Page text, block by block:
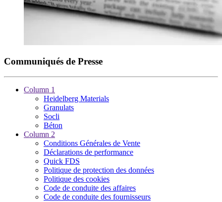
Communiqués de Presse
Column 1
Heidelberg Materials
Granulats
Socli
Béton
Column 2
Conditions Générales de Vente
Déclarations de performance
Quick FDS
Politique de protection des données
Politique des cookies
Code de conduite des affaires
Code de conduite des fournisseurs